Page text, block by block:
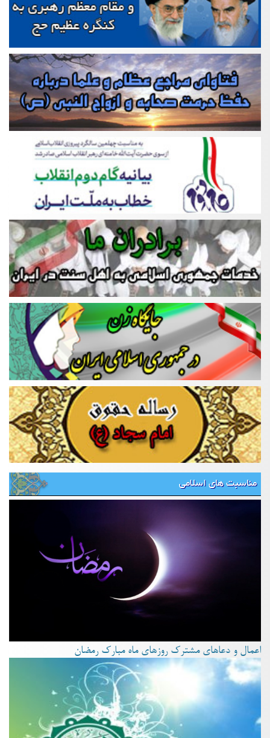
مناسبت های اسلامی
اعمال و دعاهای مشترک روزهای ماه مبارک رمضان